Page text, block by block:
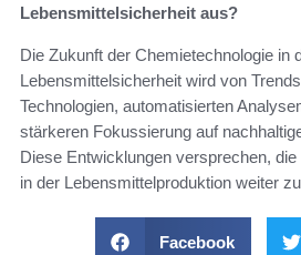
Lebensmittelsicherheit aus?
Die Zukunft der Chemietechnologie in
Lebensmittelsicherheit wird von
Technologien, automatisierten
stärkeren Fokussierung auf
Diese Entwicklungen versprechen,
in der Lebensmittelproduktion weiter
Facebook